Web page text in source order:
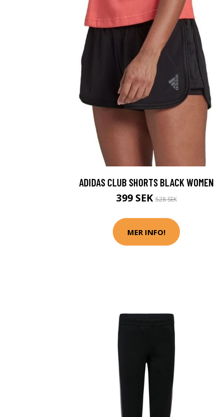
ADIDAS CLUB SHORTS BLACK WOMEN
399 SEK528 SEK
MER INFO!